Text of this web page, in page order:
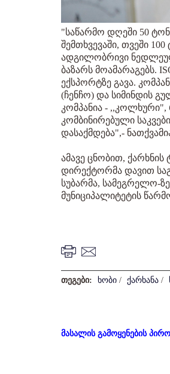
"საწარმო დღეში 50
შემთხვევაში, თვეში
ადგილობრივი
ბაზარს მოამარაგებს.
ექსპორტზე გავა.
(ჩენჩო) და სიმინდის
კომპანია -
კომბინირებული
დასაქმდება",-
ამავე ცნობით,
დირექტორმა დავით
სუბარმა, სამეგრელო-
მუნიციპალიტეტის
თეგები: ხობი / ქარხანა /
მასალის გამოყენების